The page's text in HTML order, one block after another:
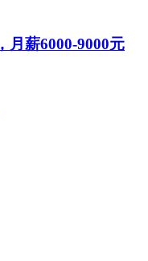
月薪6000-9000元